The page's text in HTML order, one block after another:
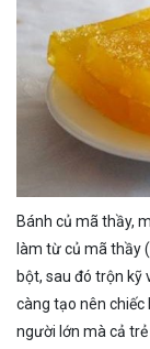
Bánh củ mã thầy,
làm từ củ mã thầy
bột, sau đó trộn kỹ
càng tạo nên
người lớn mà cả